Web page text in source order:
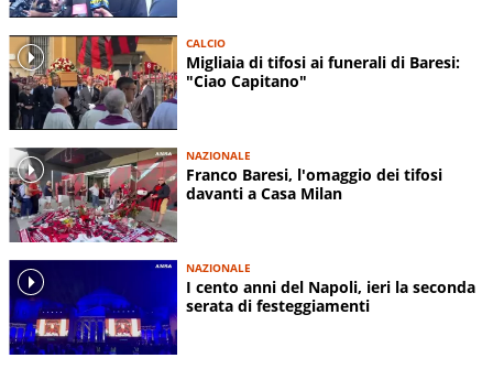
CALCIO
Migliaia di tifosi ai funerali di Baresi:
"Ciao Capitano"
NAZIONALE
Franco Baresi, l'omaggio dei tifosi
davanti a Casa Milan
NAZIONALE
I cento anni del Napoli, ieri la seconda
serata di festeggiamenti